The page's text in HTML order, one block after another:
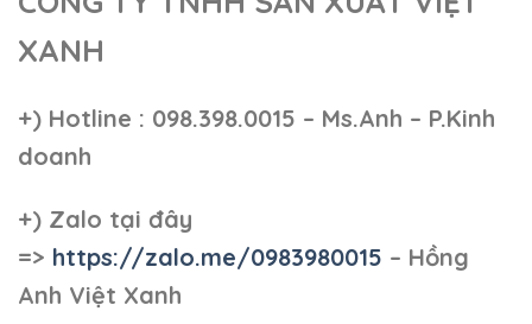
XANH
+) Hotline : 098.398.0015 – Ms.Anh – P.Kinh
doanh
+) Zalo tại đây
=> https://zalo.me/0983980015 – Hồng
Anh Việt Xanh